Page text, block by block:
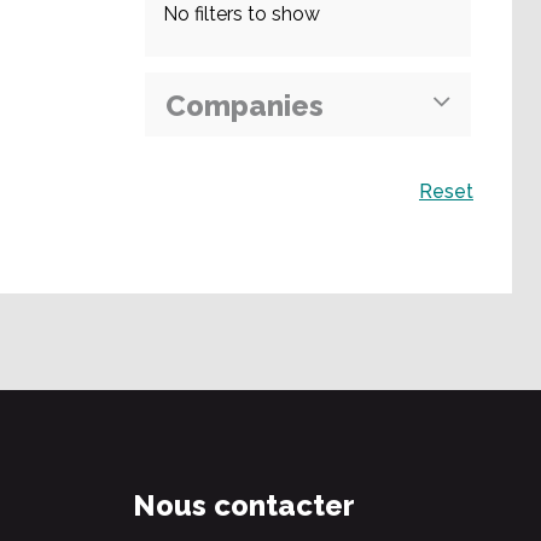
No filters to show
Companies
Reset
Nous contacter